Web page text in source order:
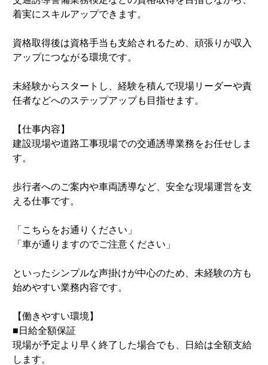
着実にスキルアップできます。
資格取得後は資格手当も支給されるため、頑張りが収入
アップにつながる環境です。
未経験からスタートし、経験を積んで現場リーダーや責
任者などへのステップアップも目指せます。
【仕事内容】
建設現場や道路工事現場での交通誘導業務をお任せしま
す。
歩行者へのご案内や車両誘導など、安全な現場運営を支
える仕事です。
「こちらをお通りください」
「車が通りますのでご注意ください」
といったシンプルな声掛けが中心のため、未経験の方も
始めやすい業務内容です。
【働きやすい環境】
■日給全額保証
現場が予定より早く終了した場合でも、日給は全額支給
します。